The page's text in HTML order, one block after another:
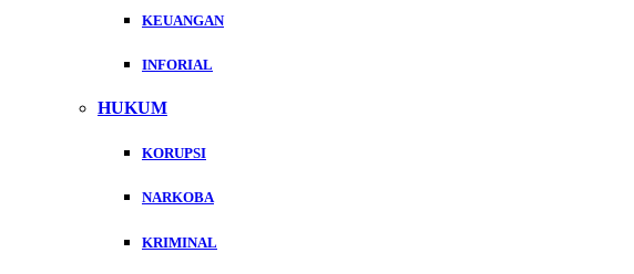
KEUANGAN
INFORIAL
HUKUM
KORUPSI
NARKOBA
KRIMINAL